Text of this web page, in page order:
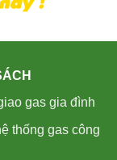
gas gia đình
thống gas công